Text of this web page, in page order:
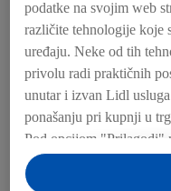
4.1. Pregled
4.2 Pravo na
člankom 15.
podatke na svojim web
različite tehnologije koje
uređaju. Neke od tih
privolu radi praktičnih
unutar i izvan Lidl
ponašanju pri kupnji u
Pod opcijom "Prilagodi"
dodatne informacije o
Klikom na "Odbij"